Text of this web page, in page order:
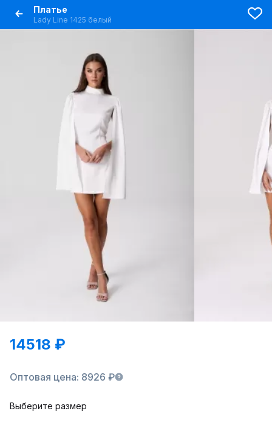
Платье
Lady Line 1425 белый
14518 ₽
Оптовая цена: 8926 ₽
Выберите размер